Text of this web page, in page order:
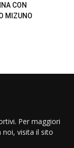
CON
MIZUNO
Per maggiori
visita il sito